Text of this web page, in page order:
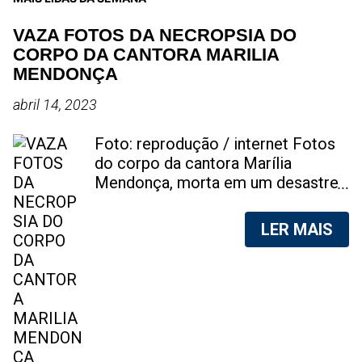
VAZA FOTOS DA NECROPSIA DO
CORPO DA CANTORA MARILIA
MENDONÇA
abril 14, 2023
Foto: reprodução / internet Fotos
do corpo da cantora Marília
Mendonça, morta em um desastre
foram vazadas na internet. A
divulgação de fotos do corpo de
LER MAIS